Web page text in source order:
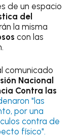
de un espacio
del
la misma
con las
comunicado
Nacional
Contra las
"las
por una
contra de
físico".